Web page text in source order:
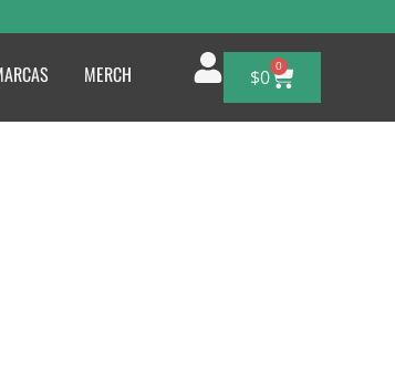
MERCH $0 0